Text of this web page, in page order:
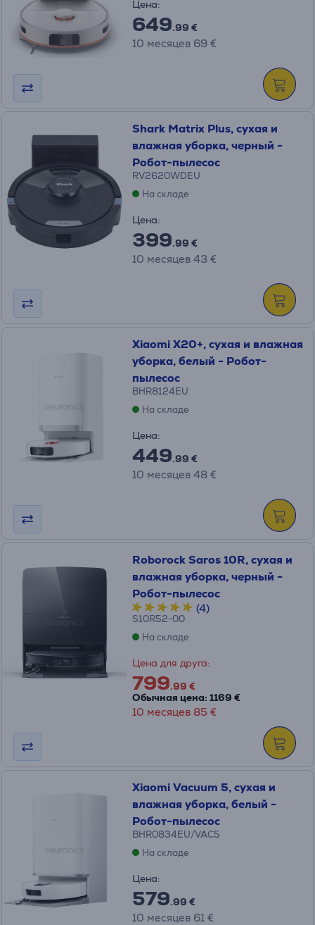
Цена:
649.99 €
10 месяцев 69 €
Shark Matrix Plus, сухая и
влажная уборка, черный -
Робот-пылесос
RV2620WDEU
На складе
Цена:
399.99 €
10 месяцев 43 €
Xiaomi X20+, сухая и влажная
уборка, белый - Робот-
пылесос
BHR8124EU
На складе
Цена:
449.99 €
10 месяцев 48 €
Roborock Saros 10R, сухая и
влажная уборка, черный -
Робот-пылесос
(4)
S10R52-00
На складе
Цена для друга:
799.99 €
Обычная цена: 1169 €
10 месяцев 85 €
Xiaomi Vacuum 5, сухая и
влажная уборка, белый -
Робот-пылесос
BHR0834EU/VAC5
На складе
Цена:
579.99 €
10 месяцев 61 €